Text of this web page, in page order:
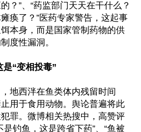
？”、“药监部门天天在干什么？
痪了？”医药专家警告，这起事
本身，而是国家管制药物的供
度性漏洞。
“变相投毒”
地西泮在鱼类体内残留时间
用于食用动物。舆论普遍将此
罪。微博相关热搜中，高赞评
是钓鱼，这是跨省下药”、“鱼被